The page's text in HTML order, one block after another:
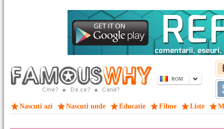
ROM
Nascuti azi Nascuti unde Educatie Filme Liste